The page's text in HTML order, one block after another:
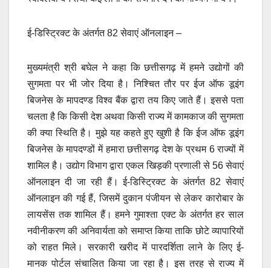
ई-डिस्ट्रिक्ट के अंतर्गत 82 सेवाएं ऑनलाइन –
मुख्यमंत्री श्री बघेल ने कहा कि छत्तीसगढ़ में हमने उद्योगों की
सुगमता पर भी जोर दिया है। निश्चित तौर पर ईज ऑफ डूइंग
बिजनेस के मापदण्ड विश्व बैंक द्वारा तय किए जाते हैं। इससे पता
चलता है कि किसी देश अथवा किसी राज्य में कामकाज की सुगमता
की क्या स्थिति है। मुझे यह कहते हुए खुशी है कि ईज ऑफ डूइंग
बिजनेस के मापदण्डों में हमारा छत्तीसगढ़ देश के प्रथम 6 राज्यों में
शामिल है। उद्योग विभाग द्वारा एकल खिड़की प्रणाली से 56 सेवाएं
ऑनलाइन दी जा रही हैं। ई-डिस्ट्रिक्ट के अंतर्गत 82 सेवाएं
ऑनलाइन की गई हैं, जिसमें दुकान पंजीयन से लेकर कारोबार के
लायसेंस तक शामिल हैं। हमने गुमाश्ता एक्ट के अंतर्गत हर साल
नवीनीकरण की अनिवार्यता को समाप्त किया ताकि छोटे व्यापारियों
को राहत मिले। सरकारी खरीद में पारदर्शिता लाने के लिए ई-
मानक पोर्टल संचालित किया जा रहा है। इस तरह से राज्य में